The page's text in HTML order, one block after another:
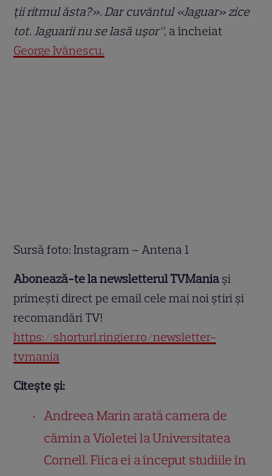
ții ritmul ăsta?». Dar cuvântul «Jaguar» zice
tot. Jaguarii nu se lasă ușor”, a încheiat
George Ivănescu.
Sursă foto: Instagram – Antena 1
Abonează-te la newsletterul TVMania și
primești direct pe email cele mai noi știri și
recomandări TV!
https://shorturl.ringier.ro/newsletter-
tvmania
Citește și:
Andreea Marin arată camera de
cămin a Violetei la Universitatea
Cornell. Fiica ei a început studiile în